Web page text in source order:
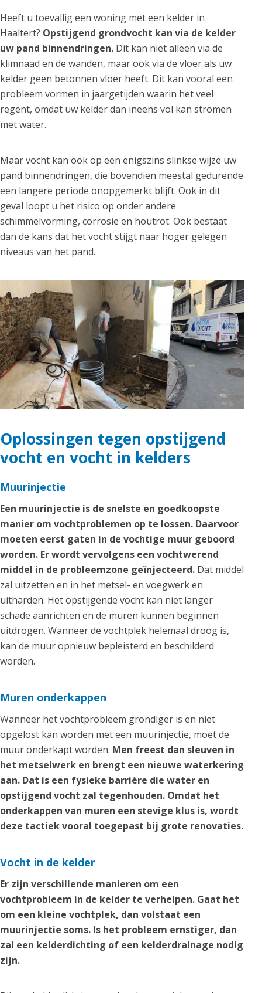
Heeft u toevallig een woning met een kelder in
Haaltert? Opstijgend grondvocht kan via de kelder
uw pand binnendringen. Dit kan niet alleen via de
klimnaad en de wanden, maar ook via de vloer als uw
kelder geen betonnen vloer heeft. Dit kan vooral een
probleem vormen in jaargetijden waarin het veel
regent, omdat uw kelder dan ineens vol kan stromen
met water.
Maar vocht kan ook op een enigszins slinkse wijze uw
pand binnendringen, die bovendien meestal gedurende
een langere periode onopgemerkt blijft. Ook in dit
geval loopt u het risico op onder andere
schimmelvorming, corrosie en houtrot. Ook bestaat
dan de kans dat het vocht stijgt naar hoger gelegen
niveaus van het pand.
Oplossingen tegen opstijgend
vocht en vocht in kelders
Muurinjectie
Een muurinjectie is de snelste en goedkoopste
manier om vochtproblemen op te lossen. Daarvoor
moeten eerst gaten in de vochtige muur geboord
worden. Er wordt vervolgens een vochtwerend
middel in de probleemzone geïnjecteerd. Dat middel
zal uitzetten en in het metsel- en voegwerk en
uitharden. Het opstijgende vocht kan niet langer
schade aanrichten en de muren kunnen beginnen
uitdrogen. Wanneer de vochtplek helemaal droog is,
kan de muur opnieuw bepleisterd en beschilderd
worden.
Muren onderkappen
Wanneer het vochtprobleem grondiger is en niet
opgelost kan worden met een muurinjectie, moet de
muur onderkapt worden. Men freest dan sleuven in
het metselwerk en brengt een nieuwe waterkering
aan. Dat is een fysieke barrière die water en
opstijgend vocht zal tegenhouden. Omdat het
onderkappen van muren een stevige klus is, wordt
deze tactiek vooral toegepast bij grote renovaties.
Vocht in de kelder
Er zijn verschillende manieren om een
vochtprobleem in de kelder te verhelpen. Gaat het
om een kleine vochtplek, dan volstaat een
muurinjectie soms. Is het probleem ernstiger, dan
zal een kelderdichting of een kelderdrainage nodig
zijn.